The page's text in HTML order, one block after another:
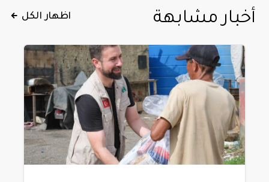
أخبار مشابهة اظهار الكل